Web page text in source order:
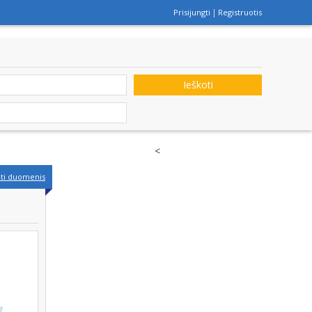
Prisijungti Registruotis
Ieškoti
duomenis
<